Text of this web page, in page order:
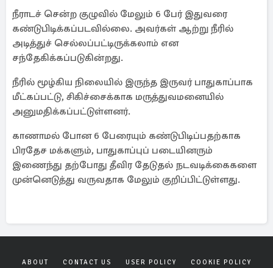
நீராடச் சென்ற குழுவில் மேலும் 6 பேர் இதுவரை
கண்டுபிடிக்கப்படவில்லை. அவர்கள் ஆற்று நீரில்
அடித்துச் செல்லப்பட்டிருக்கலாம் என
சந்தேகிக்கப்படுகின்றது.
நீரில் மூழ்கிய நிலையில் இருந்த இருவர் பாதுகாப்பாக
மீட்கப்பட்டு, சிகிச்சைக்காக மருத்துவமனையில்
அனுமதிக்கப்பட்டுள்ளனர்.
காணாமல் போன 6 பேரையும் கண்டுபிடிப்பதற்காக
பிரதேச மக்களும், பாதுகாப்புப் படையினரும்
இணைந்து தற்போது தீவிர தேடுதல் நடவடிக்கைகளை
முன்னெடுத்து வருவதாக மேலும் குறிப்பிட்டுள்ளது.
ABOUT CONTACT US USER POLICY COOKIE POLICY